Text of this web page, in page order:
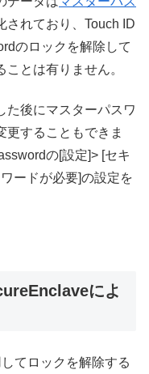
されており、Touch ID
のロックを解除して
とは有りません。
た後にマスターパスワ
更することもできま
の[設定]> [セキ
ードが必要]の設定を
によ
てロックを解除する